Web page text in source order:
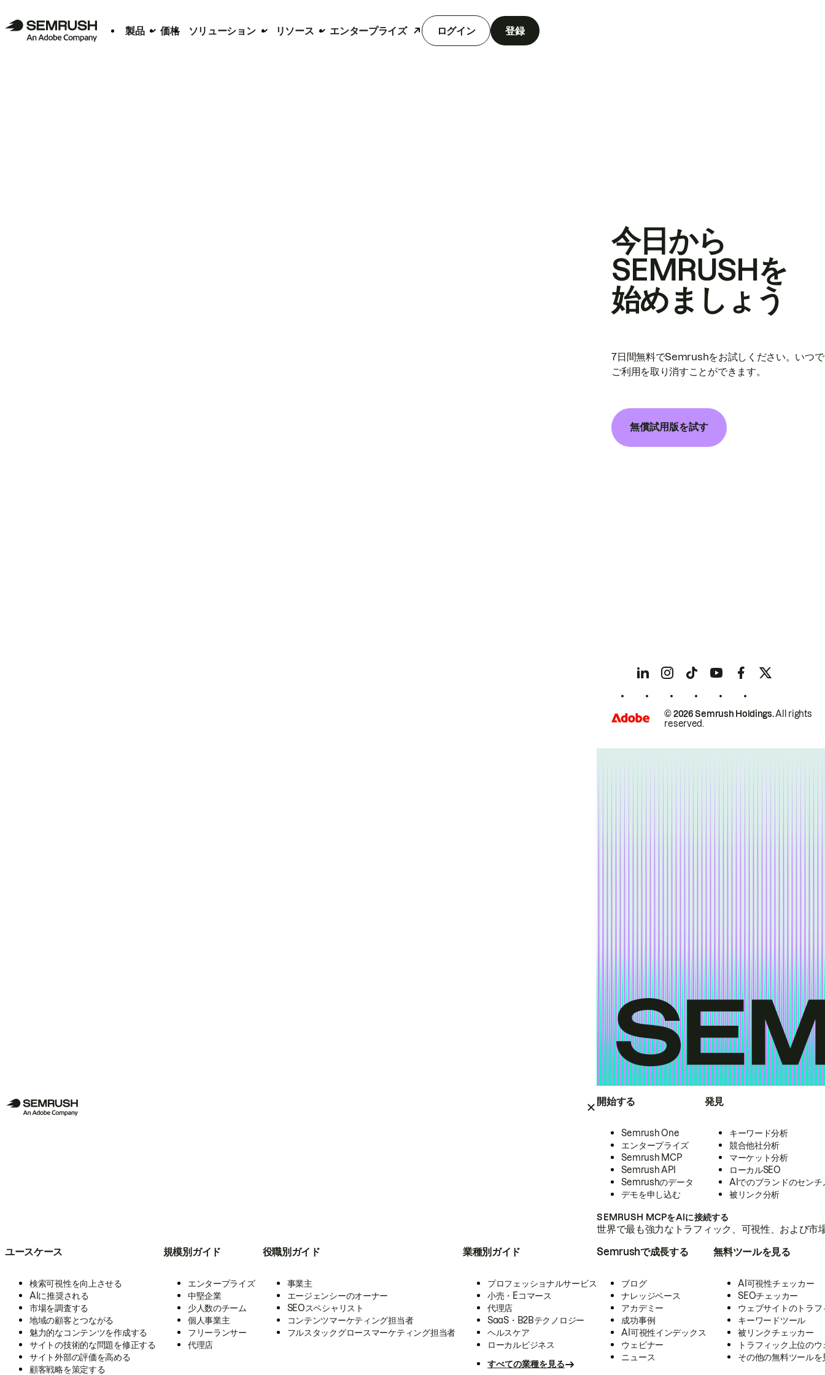
製品 価格 ソリューション リソース エンタープライズ ログイン 登録
開始する
Semrush One
エンタープライズ
Semrush MCP
Semrush API
Semrushのデータ
デモを申し込む
発見
キーワード分析
競合他社分析
マーケット分析
ローカルSEO
AIでのブランドのセンチ
被リンク分析
SEMRUSH MCPをAIに接続する
世界で最も強力なトラフィック、可視性、および
ユースケース
検索可視性を向上させる
AIに推奨される
市場を調査する
地域の顧客とつながる
魅力的なコンテンツを作成する
サイトの技術的な問題を修正する
サイト外部の評価を高める
顧客戦略を策定する
規模別ガイド
エンタープライズ
中堅企業
少人数のチーム
個人事業主
フリーランサー
代理店
役職別ガイド
事業主
エージェンシーのオーナー
SEOスペシャリスト
コンテンツマーケティング担当者
フルスタックグロースマーケティング担当者
業種別ガイド
プロフェッショナルサービス
小売・Eコマース
代理店
SaaS・B2Bテクノロジー
ヘルスケア
ローカルビジネス
すべての業種を見る
Semrushで成長する
ブログ
ナレッジベース
アカデミー
成功事例
AI可視性インデックス
ウェビナー
ニュース
無料ツールを見る
AI可視性チェッカー
SEOチェッカー
ウェブサイトのトラ
キーワードツール
被リンクチェッカー
トラフィック上位の
その他の無料ツールを
今日から
SEMRUSHを
始めましょう
7日間無料でSemrushをお試しください。いつ
ご利用を取り消すことができます。
無償試用版を試す
© 2026 Semrush Holdings.All rights
reserved.